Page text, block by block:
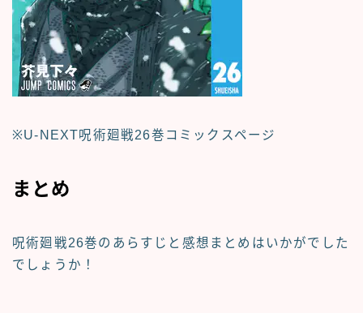
※U-NEXT呪術廻戦26巻コミックスページ
まとめ
呪術廻戦26巻のあらすじと感想まとめ はいかがでした
でしょうか！